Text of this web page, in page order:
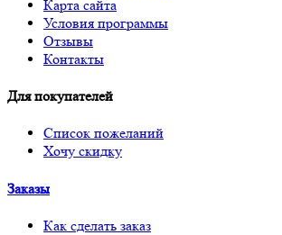
Карта сайта
Условия программы
Отзывы
Контакты
Для покупателей
Список пожеланий
Хочу скидку
Заказы
Как сделать заказ